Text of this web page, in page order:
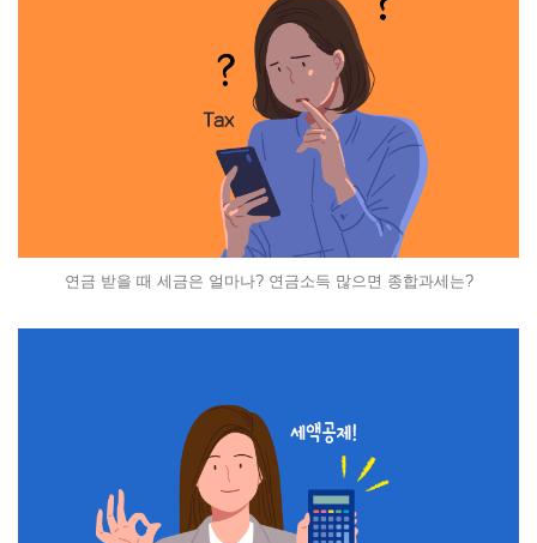
연금 받을 때 세금은 얼마나? 연금소득 많으면 종합과세는?